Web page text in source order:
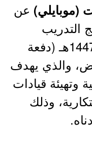
(موبايلي) عن
التدريب
التعاوني للفصل الصيفي 1447هـ (دفعة
الرياض، والذي يهدف
وتهيئة قيادات
وذلك